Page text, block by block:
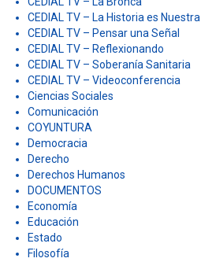
CEDIAL TV – La Historia es Nuestra
CEDIAL TV – Pensar una Señal
CEDIAL TV – Reflexionando
CEDIAL TV – Soberanía Sanitaria
CEDIAL TV – Videoconferencia
Ciencias Sociales
Comunicación
COYUNTURA
Democracia
Derecho
Derechos Humanos
DOCUMENTOS
Economía
Educación
Estado
Filosofía